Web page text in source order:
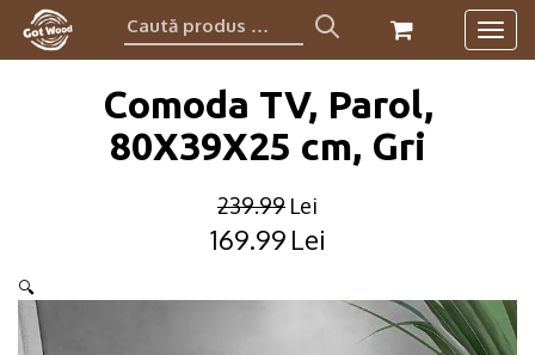
Caută
produs:
Comoda TV, Parol,
80X39X25 cm, Gri
239.99 Lei
Original
was:
169.99 Lei
Current
is:
🔍